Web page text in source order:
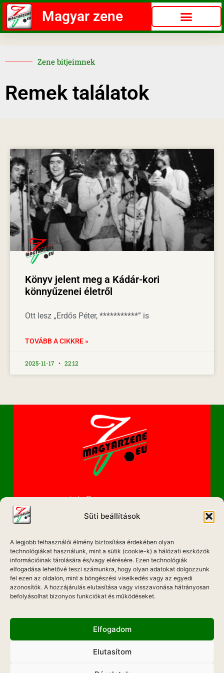
Süti beállítások
A legjobb felhasználói élmény biztosítása érdekében olyan
technológiákat használunk, mint a sütik (cookie-k) a hálózati eszközök
információinak tárolására és/vagy elérésére. Ezen technológiák
elfogadása lehetővé teszi számunkra, hogy olyan adatokat dolgozzunk
fel ezen az oldalon, mint a böngészési viselkedés vagy az egyedi
azonosítók. A hozzájárulás elutasítása vagy visszavonása hátrányosan
befolyásolhat bizonyos funkciókat és működéseket.
Elfogadom
Elutasítom
Magyar zene
Zene bitjeimnek
Remek találatok
Könyv jelent meg a Kádár-kori
könnyűzenei életről
Ott lesz „Erdős Péter, ***********” is
TOVÁBB A CIKKRE »
2025-11-17 22:12
info@magyarzene.eu
IMPRESSZUM
ETIKAI KÓDEX
MÉDIA AJÁNLAT
ADATKEZELÉSI NYILATKOZAT
Hadd Szóljon!